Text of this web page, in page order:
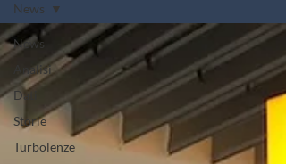
News
Analisi
Dati
Storie
Turbolenze
News